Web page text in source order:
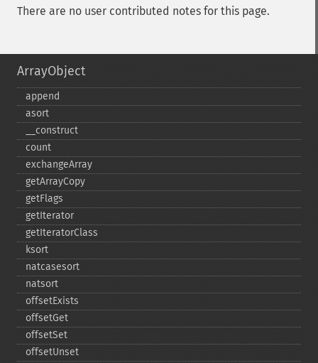
There are no user contributed notes for this page.
ArrayObject
append
asort
_​_​construct
count
exchangeArray
getArrayCopy
getFlags
getIterator
getIteratorClass
ksort
natcasesort
natsort
offsetExists
offsetGet
offsetSet
offsetUnset